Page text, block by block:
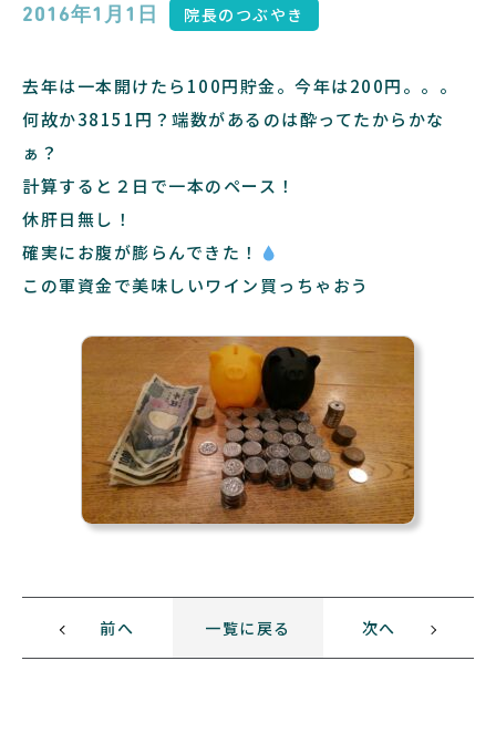
2016年1月1日 院長のつぶやき
去年は一本開けたら100円貯金。今年は200円。。。
何故か38151円？端数があるのは酔ってたからかな
ぁ？
計算すると２日で一本のペース！
休肝日無し！
確実にお腹が膨らんできた！
この軍資金で美味しいワイン買っちゃおう
前へ 一覧に戻る 次へ